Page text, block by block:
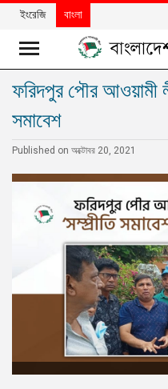
খবর
দলের
বিশেষ
উন্নয়নের
প্রেস
ইংরেজি বাংলা
ফরিদপুর পৌর আওয়ামী
সমাবেশ
Published on অক্টোবর 20, 2021